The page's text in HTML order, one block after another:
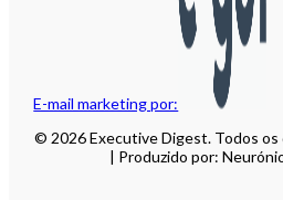
E-mail marketing por:
© 2026 Executive Digest. Todos
| Produzido por: